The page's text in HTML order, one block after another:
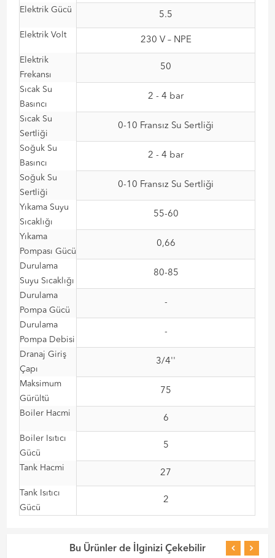
Elektrik Gücü
5.5
Elektrik Volt
230 V – NPE
Elektrik
Frekansı
50
Sıcak Su
Basıncı
2 - 4 bar
Sıcak Su
Sertliği
0-10 Fransız Su Sertliği
Soğuk Su
Basıncı
2 - 4 bar
Soğuk Su
Sertliği
0-10 Fransız Su Sertliği
Yıkama Suyu
Sıcaklığı
55-60
Yıkama
Pompası Gücü
0,66
Durulama
Suyu Sıcaklığı
80-85
Durulama
Pompa Gücü
-
Durulama
Pompa Debisi
-
Dranaj Giriş
Çapı
3/4''
Maksimum
Gürültü
75
Boiler Hacmi
6
Boiler Isıtıcı
Gücü
5
Tank Hacmi
27
Tank Isıtıcı
Gücü
2
Bu Ürünler de İlginizi Çekebilir